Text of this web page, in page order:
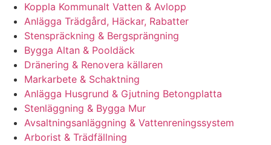
Koppla Kommunalt Vatten & Avlopp
Anlägga Trädgård, Häckar, Rabatter
Stenspräckning & Bergsprängning
Bygga Altan & Pooldäck
Dränering & Renovera källaren
Markarbete & Schaktning
Anlägga Husgrund & Gjutning Betongplatta
Stenläggning & Bygga Mur
Avsaltningsanläggning & Vattenreningssystem
Arborist & Trädfällning